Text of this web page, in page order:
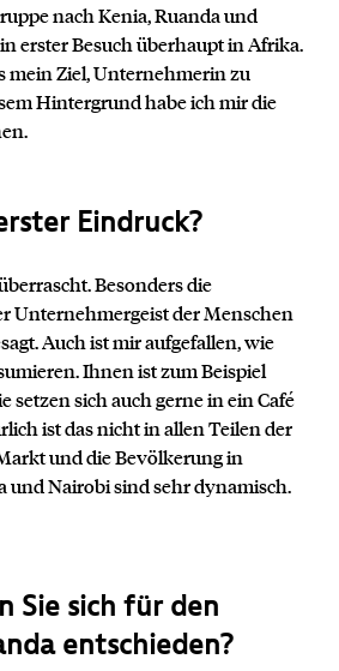
nach Kenia, Ruanda und
erster Besuch überhaupt in Afrika.
mein Ziel, Unternehmerin zu
Hintergrund habe ich mir die
Eindruck?
Besonders die
Unternehmergeist der Menschen
Auch ist mir aufgefallen, wie
Ihnen ist zum Beispiel
setzen sich auch gerne in ein Café
ist das nicht in allen Teilen der
und die Bevölkerung in
und Nairobi sind sehr dynamisch.
Sie sich für den
entschieden?